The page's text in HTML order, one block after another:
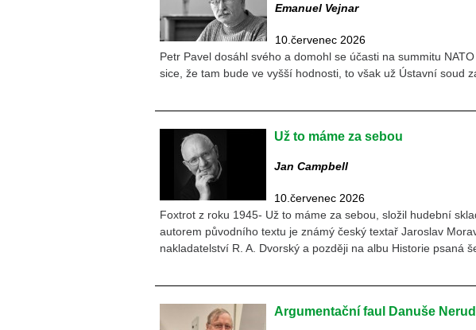
Emanuel Vejnar
10.červenec 2026
Petr Pavel dosáhl svého a domohl se účasti na summitu
sice, že tam bude ve vyšší hodnosti, to však už Ústavní soud
Už to máme za sebou
Jan Campbell
10.červenec 2026
Foxtrot z roku 1945- Už to máme za sebou, složil hudební
autorem původního textu je známý český textař Jaroslav
nakladatelství R. A. Dvorský a později na albu Historie psaná
Argumentační faul Danuše